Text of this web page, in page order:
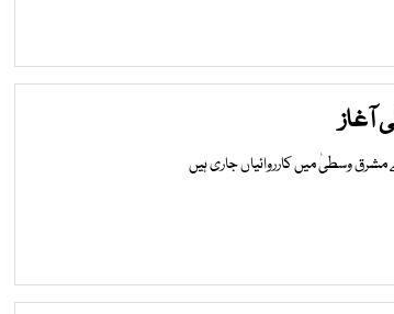
آغاز
وسطیٰ میں کارروائیاں جاری ہیں